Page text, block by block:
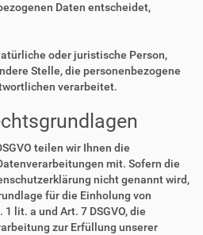
Daten entscheidet,
oder juristische Person,
Stelle, die personenbezogene
verarbeitet.
teilen wir Ihnen die
mit. Sofern die
nicht genannt wird,
für die Einholung von
lit. a und Art. 7 DSGVO, die
zur Erfüllung unserer